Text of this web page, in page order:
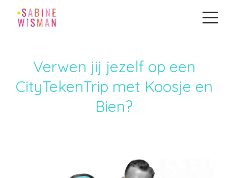
Verwen jij jezelf op een
CityTekenTrip met Koosje en
Bien?